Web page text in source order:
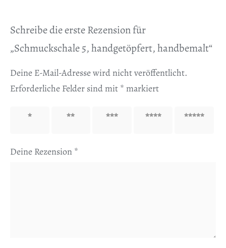
Schreibe die erste Rezension für
„Schmuckschale 5, handgetöpfert, handbemalt“
Deine E-Mail-Adresse wird nicht veröffentlicht.
Erforderliche Felder sind mit * markiert
1 von 2 von 3 von 4 von 5 von
Deine Rezension *